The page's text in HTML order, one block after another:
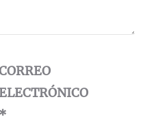
ELECTRÓNICO
*